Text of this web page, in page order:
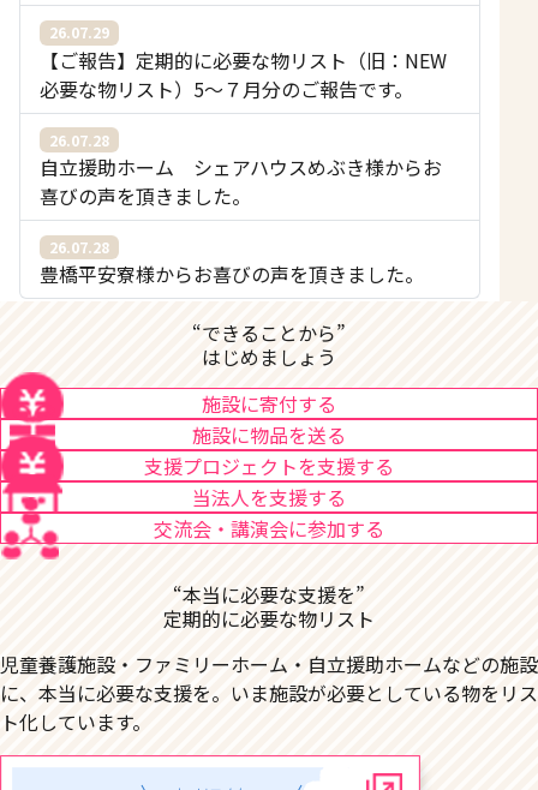
26.07.29
【ご報告】定期的に必要な物リスト（旧：NEW
必要な物リスト）5〜７月分のご報告です。
26.07.28
自立援助ホーム シェアハウスめぶき様からお
喜びの声を頂きました。
26.07.28
豊橋平安寮様からお喜びの声を頂きました。
“できることから”
はじめましょう
施設に寄付する
施設に物品を送る
支援プロジェクトを支援する
当法人を支援する
交流会・講演会に参加する
“本当に必要な支援を”
定期的に必要な物リスト
児童養護施設・ファミリーホーム・自立援助ホームなどの施設
に、本当に必要な支援を。いま施設が必要としている物をリス
ト化しています。